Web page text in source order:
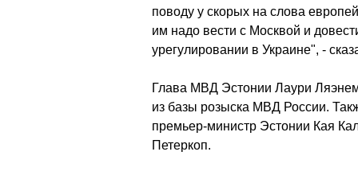
поводу у скорых на слова
им надо вести с Москвой и
урегулировании в Украине", -
Глава МВД Эстонии Лаури
из базы розыска МВД России.
премьер-министр Эстонии Кая
Петеркоп.